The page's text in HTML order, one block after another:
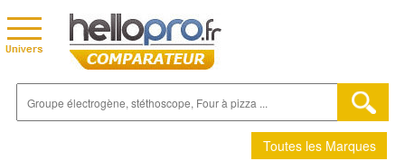
Toutes les Marques